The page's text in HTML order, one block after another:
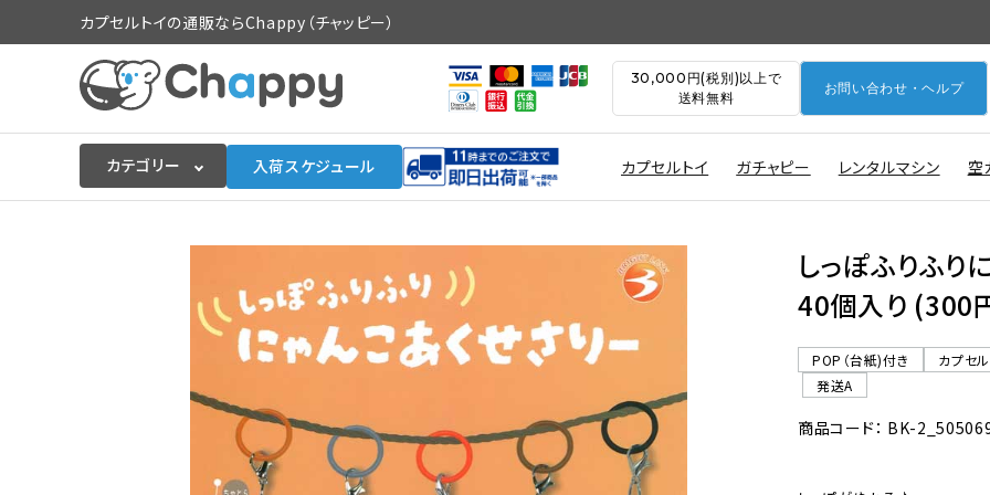
カプセルトイの通販ならChappy（チャッピー）
30,000円(税別)以上で
送料無料
お問い合わせ・ヘルプ
カテゴリー 入荷スケジュール カプセルトイ ガチャピー レンタルマシン 空
入荷スケジュールをチェック
カプセルトイマシン本体
しっぽふりふり
40個入り (300
POP（台紙)付き
カプセ
発送A
商品コード： BK-